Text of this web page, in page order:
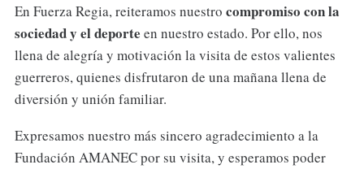
En Fuerza Regia, reiteramos nuestro compromiso con la
sociedad y el deporte en nuestro estado. Por ello, nos
llena de alegría y motivación la visita de estos valientes
guerreros, quienes disfrutaron de una mañana llena de
diversión y unión familiar.
Expresamos nuestro más sincero agradecimiento a la
Fundación AMANEC por su visita, y esperamos poder